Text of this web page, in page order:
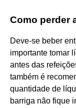
Como perder
Deve-se beber
importante tomar
antes das
também é
quantidade de
barriga não fique